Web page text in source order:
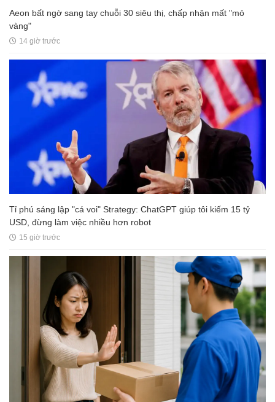
Aeon bất ngờ sang tay chuỗi 30 siêu thị, chấp nhận mất "mỏ
vàng"
14 giờ trước
Tỉ phú sáng lập "cá voi" Strategy: ChatGPT giúp tôi kiếm 15 tỷ
USD, đừng làm việc nhiều hơn robot
15 giờ trước